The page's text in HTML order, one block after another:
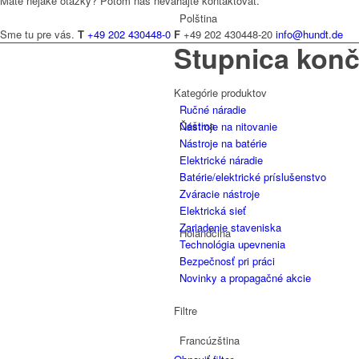
Polština
Čeština
Holandčina
Francúzština
Sme tu pre vás. T +49 202 430448-0 F +49 202 430448-20 info@hundt.de
Stupnica
Kategórie produktov
Ručné náradie
Nástroje na nitovanie
Nástroje na batérie
Elektrické náradie
Batérie/elektrické príslušenstvo
Zváracie nástroje
Elektrická sieť
Zariadenie staveniska
Technológia upevnenia
Bezpečnosť pri práci
Novinky a propagačné akcie
Filtre